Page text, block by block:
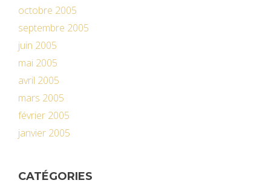
octobre 2005
septembre 2005
juin 2005
mai 2005
avril 2005
mars 2005
février 2005
janvier 2005
CATÉGORIES